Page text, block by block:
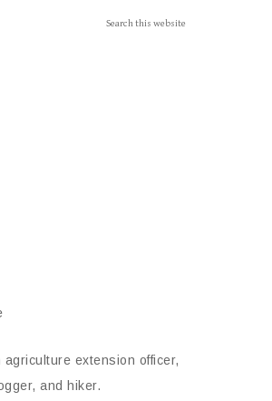
agriculture extension officer,
and hiker.